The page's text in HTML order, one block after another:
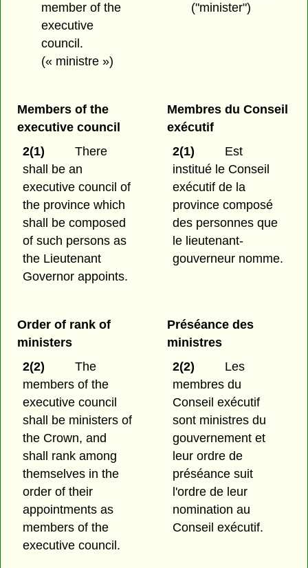
member of the
executive
council.
(« ministre »)
("minister")
Members of the
executive council
2(1)
There
shall be an
executive council of
the province which
shall be composed
of such persons as
the Lieutenant
Governor appoints.
Membres du Conseil
exécutif
2(1)
Est
institué le Conseil
exécutif de la
province composé
des personnes que
le lieutenant-
gouverneur nomme.
Order of rank of
ministers
2(2)
The
members of the
executive council
shall be ministers of
the Crown, and
shall rank among
themselves in the
order of their
appointments as
members of the
executive council.
Préséance des
ministres
2(2)
Les
membres du
Conseil exécutif
sont ministres du
gouvernement et
leur ordre de
préséance suit
l'ordre de leur
nomination au
Conseil exécutif.